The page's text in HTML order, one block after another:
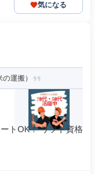
気になる
運搬）
トOK！ リフト資格